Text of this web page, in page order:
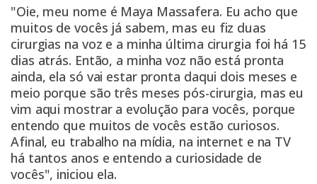
"Oie, meu nome é Maya Massafera. Eu acho que
muitos de vocês já sabem, mas eu fiz duas
cirurgias na voz e a minha última cirurgia foi há 15
dias atrás. Então, a minha voz não está pronta
ainda, ela só vai estar pronta daqui dois meses e
meio porque são três meses pós-cirurgia, mas eu
vim aqui mostrar a evolução para vocês, porque
entendo que muitos de vocês estão curiosos.
Afinal, eu trabalho na mídia, na internet e na TV
há tantos anos e entendo a curiosidade de
vocês", iniciou ela.